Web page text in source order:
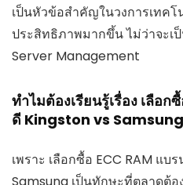
เป็นหัวข้อสำคัญในวงการเทค
ประสิทธิภาพมากขึ้น ไม่ว่าจะเ
Server Management
ทำไมต้องเรียนรู้เรื่อง เลือ
ดี Kingston vs
เพราะ เลือกซื้อ ECC RAM แ
Samsung เป็นทักษะที่ตลาดต้